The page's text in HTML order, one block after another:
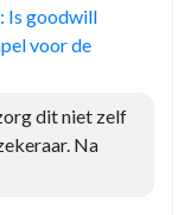
Is goodwill
voor de
dit niet zelf
Na